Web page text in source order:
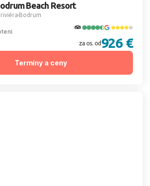
Beach Resort
riviéra Bodrum
za os. od 926 €
Termíny a ceny